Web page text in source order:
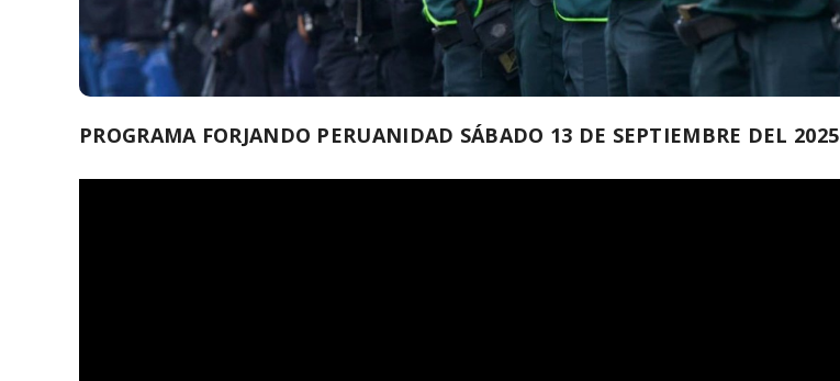
PROGRAMA FORJANDO PERUANIDAD SÁBADO 13 DE SEPTIEMBRE DEL 2025